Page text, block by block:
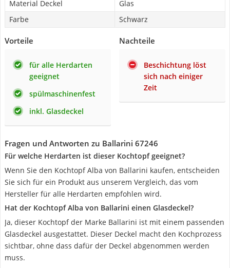
Material Deckel
Glas
Farbe
Schwarz
Vorteile
für alle Herdarten
geeignet
spülmaschinenfest
inkl. Glasdeckel
Nachteile
Beschichtung löst
sich nach einiger
Zeit
Fragen und Antworten zu Ballarini 67246
Für welche Herdarten ist dieser Kochtopf geeignet?
Wenn Sie den Kochtopf Alba von Ballarini kaufen, entscheiden
Sie sich für ein Produkt aus unserem Vergleich, das vom
Hersteller für alle Herdarten empfohlen wird.
Hat der Kochtopf Alba von Ballarini einen Glasdeckel?
Ja, dieser Kochtopf der Marke Ballarini ist mit einem passenden
Glasdeckel ausgestattet. Dieser Deckel macht den Kochprozess
sichtbar, ohne dass dafür der Deckel abgenommen werden
muss.